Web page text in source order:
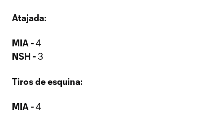
Atajada:
MIA -4
NSH - 3
Tiros de esquina:
MIA -4